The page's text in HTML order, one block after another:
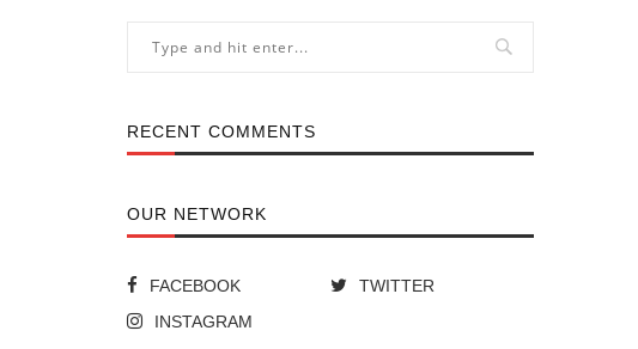
RECENT COMMENTS
OUR NETWORK
FACEBOOK
TWITTER
INSTAGRAM